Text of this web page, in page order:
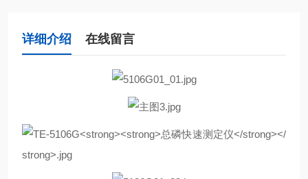
详细介绍 在线留言